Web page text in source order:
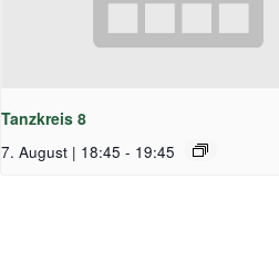
Tanzkreis 8
7. August | 18:45 - 19:45